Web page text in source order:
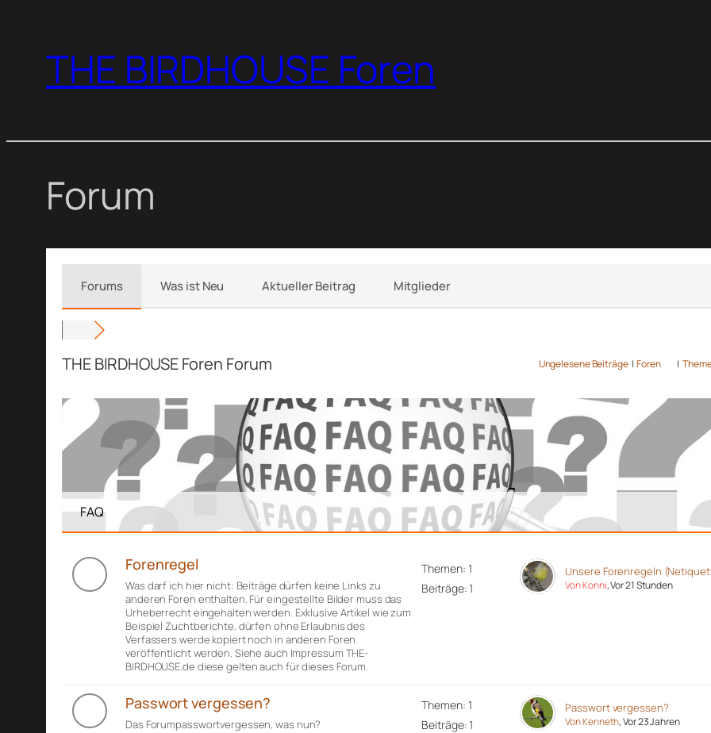
springenTHE BIRDHOUSE Foren
Forum
Forums Was ist Neu Aktueller Beitrag Mitglieder
THE BIRDHOUSE Foren Forum Ungelesene Beiträge | Foren |
FAQ
Forenregel
Was darf ich hier nicht: Beiträge dürfen keine Links zu
anderen Foren enthalten. Für eingestellte Bilder muss das
Urheberrecht eingehalten werden. Exklusive Artikel wie zum
Beispiel Zuchtberichte, dürfen ohne Erlaubnis des
Verfassers werde kopiert noch in anderen Foren
veröffentlicht werden. Siehe auch Impressum THE-
BIRDHOUSE.de diese gelten auch für dieses Forum.
Themen: 1
Beiträge: 1
Unsere Forenregeln
Von Konni, Vor 21 Stunden
Passwort vergessen?
Das Forumpasswortvergessen, was nun?
Themen: 1
Beiträge: 1
Passwort vergessen?
Von Kenneth, Vor 23 Jahren